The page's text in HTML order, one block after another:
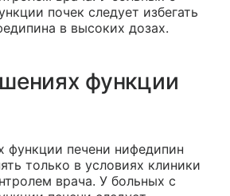
почек следует избегать
в высоких дозах.
функции
функции печени нифедипин
только в условиях клиники
врача. У больных с